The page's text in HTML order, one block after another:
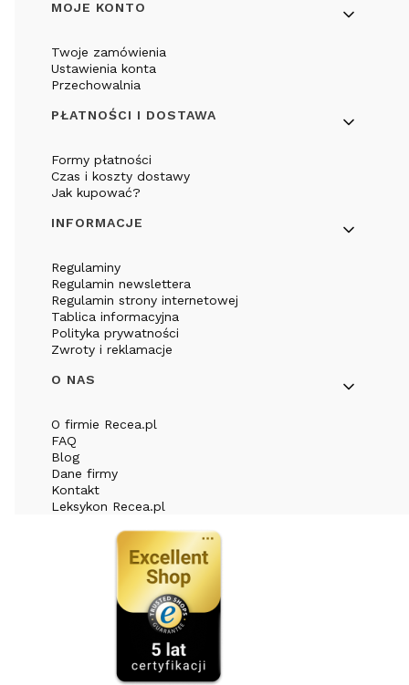
Linki w stopce
MOJE KONTO
Twoje zamówienia
Ustawienia konta
Przechowalnia
PŁATNOŚCI I DOSTAWA
Formy płatności
Czas i koszty dostawy
Jak kupować?
INFORMACJE
Regulaminy
Regulamin newslettera
Regulamin strony internetowej
Tablica informacyjna
Polityka prywatności
Zwroty i reklamacje
O NAS
O firmie Recea.pl
FAQ
Blog
Dane firmy
Kontakt
Leksykon Recea.pl